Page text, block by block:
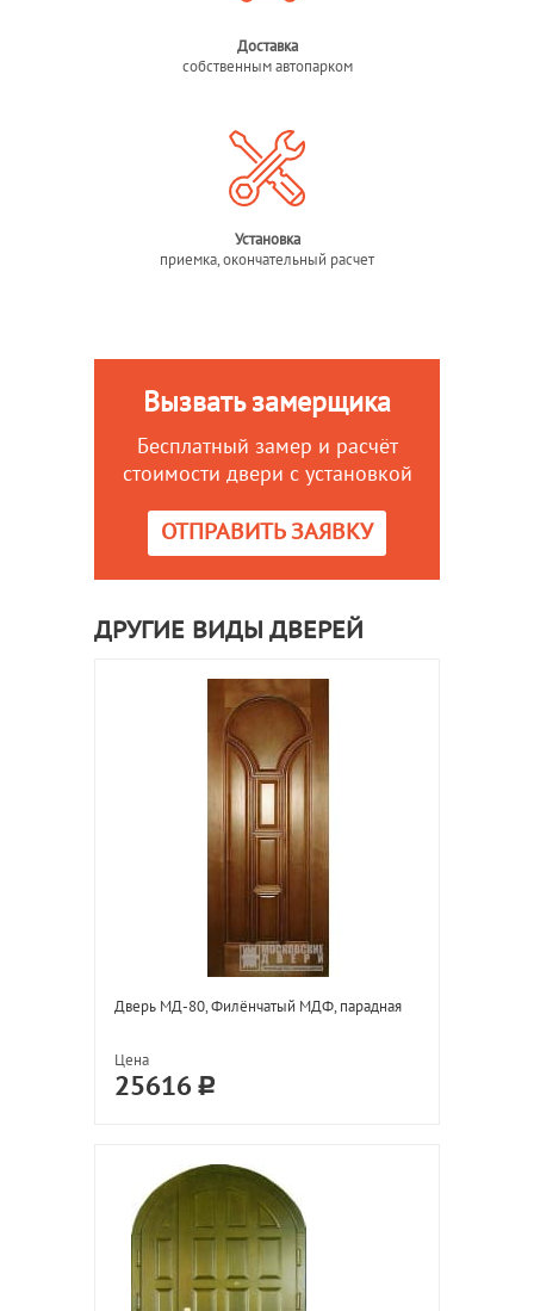
Доставка
собственным автопарком
Установка
приемка, окончательный расчет
Вызвать замерщика
Бесплатный замер и расчёт
стоимости двери с установкой
ОТПРАВИТЬ ЗАЯВКУ
ДРУГИЕ ВИДЫ ДВЕРЕЙ
Дверь МД-80, Филёнчатый МДФ, парадная
Цена
25616